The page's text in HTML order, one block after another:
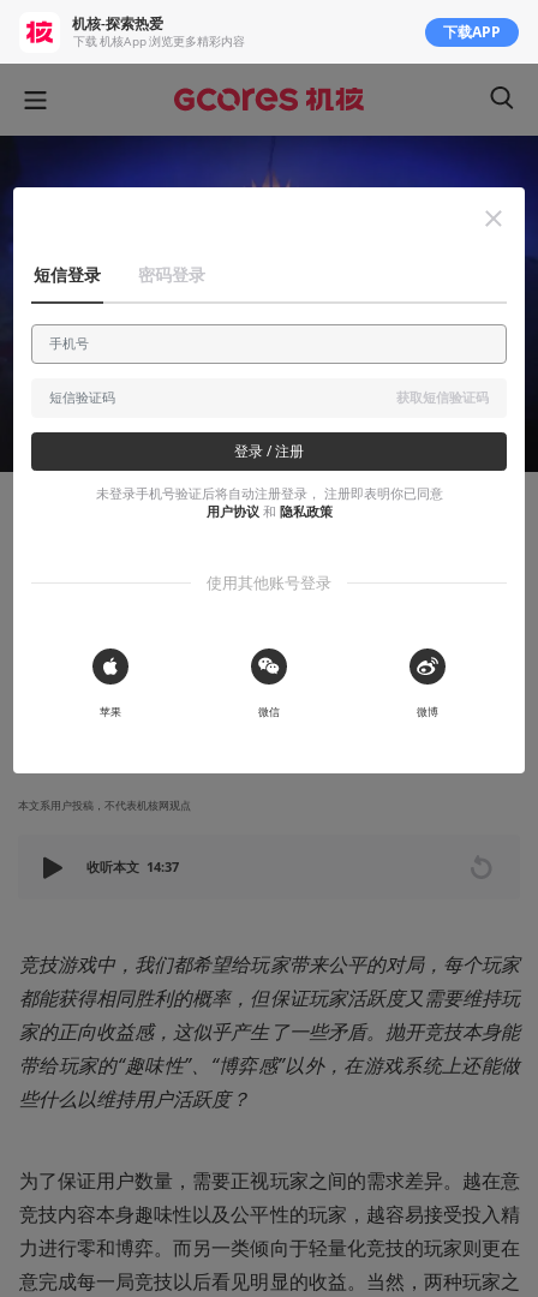
排位系统的一面：从《APEX》聊非零和博
抛开竞技本身能带给玩家的“趣味性”、“博弈感”以外，在游戏系统上
还能做些什么以维持用户活跃度？
本文系用户投稿，不代表机核网观点
收听本文 14:37
竞技游戏中，我们都希望给玩家带来公平的对局，每个玩家
都能获得相同胜利的概率，但保证玩家活跃度又需要维持玩
家的正向收益感，这似乎产生了一些矛盾。抛开竞技本身能
带给玩家的“趣味性”、“博弈感”以外，在游戏系统上还能做
些什么以维持用户活跃度？
为了保证用户数量，需要正视玩家之间的需求差异。越在意
竞技内容本身趣味性以及公平性的玩家，越容易接受投入精
力进行零和博弈。而另一类倾向于轻量化竞技的玩家则更在
意完成每一局竞技以后看见明显的收益。当然，两种玩家之
机核-探索热爱
下载 机核App 浏览更多精彩内容 下载APP
短信登录 密码登录
获取短信验证码
登录 / 注册
未登录手机号验证后将自动注册登录， 注册即表明你已同意
用户协议 和 隐私政策
使用其他账号登录
 Sign in with Apple
苹果 微信 微博